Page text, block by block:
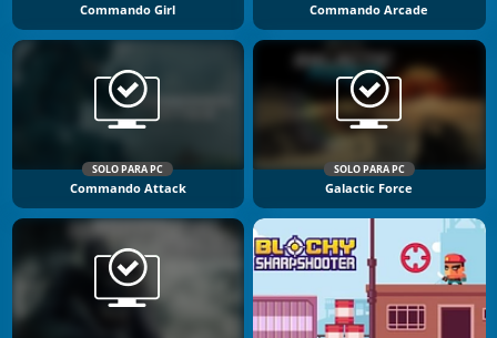
Commando Girl Commando Arcade
SOLO PARA PC
Commando Attack
SOLO PARA PC
Galactic Force